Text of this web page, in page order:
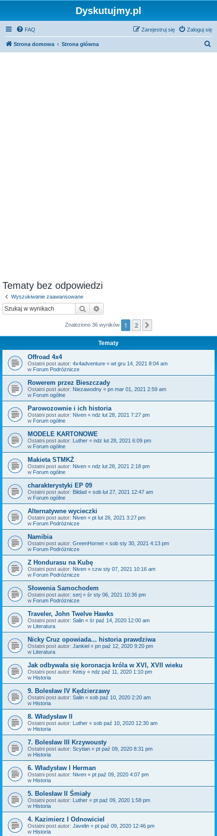
Dyskutujmy.pl
FAQ Zaloguj się
Zarejestruj się
Strona domowa Strona główna
Tematy bez odpowiedzi
Wyszukiwanie zaawansowane
Szukaj
Znaleziono 36 wyników 1 2
Tematy
Offroad 4x4
Ostatni post autor: 4x4adventure « wt gru 14, 2021 8:04 am
w Forum Podróżnicze
Rowerem przez Bieszczady
Ostatni post autor: Niezawodny « pn mar 01, 2021 2:59 am
w Forum ogólne
Parowozownie i ich historia
Ostatni post autor: Niven « ndz lut 28, 2021 7:27 pm
w Forum ogólne
MODELE KARTONOWE
Ostatni post autor: Luther « ndz lut 28, 2021 6:09 pm
w Forum ogólne
Makieta STMKŻ
Ostatni post autor: Niven « ndz lut 28, 2021 2:18 pm
w Forum ogólne
charakterystyki EP 09
Ostatni post autor: Bildad « sob lut 27, 2021 12:47 am
w Forum ogólne
Alternatywne wycieczki
Ostatni post autor: Niven « pt lut 26, 2021 3:27 pm
w Forum Podróżnicze
Namibia
Ostatni post autor: GreenHornet « sob sty 30, 2021 4:13 pm
w Forum Podróżnicze
Z Hondurasu na Kubę
Ostatni post autor: Niven « czw sty 07, 2021 10:16 am
w Forum Podróżnicze
Słowenia Samochodem
Ostatni post autor: serj « śr sty 06, 2021 10:36 pm
w Forum Podróżnicze
Traveler, John Twelve Hawks
Ostatni post autor: Salin « śr paź 14, 2020 12:00 am
w Literatura
Nicky Cruz opowiada... historia prawdziwa
Ostatni post autor: Jankiel « pn paź 12, 2020 9:20 pm
w Literatura
Jak odbywała się koronacja króla w XVI, XVII wieku
Ostatni post autor: Keisy « ndz paź 11, 2020 1:10 pm
w Historia
9. Bolesław IV Kędzierzawy
Ostatni post autor: Salin « sob paź 10, 2020 2:20 am
w Historia
8. Władysław II
Ostatni post autor: Luther « sob paź 10, 2020 12:30 am
w Historia
7. Bolesław III Krzywousty
Ostatni post autor: Scytian « pt paź 09, 2020 8:31 pm
w Historia
6. Władysław I Herman
Ostatni post autor: Niven « pt paź 09, 2020 4:07 pm
w Historia
5. Bolesław II Śmiały
Ostatni post autor: Luther « pt paź 09, 2020 1:58 pm
w Historia
4. Kazimierz I Odnowiciel
Ostatni post autor: Javelin « pt paź 09, 2020 12:46 pm
w Historia